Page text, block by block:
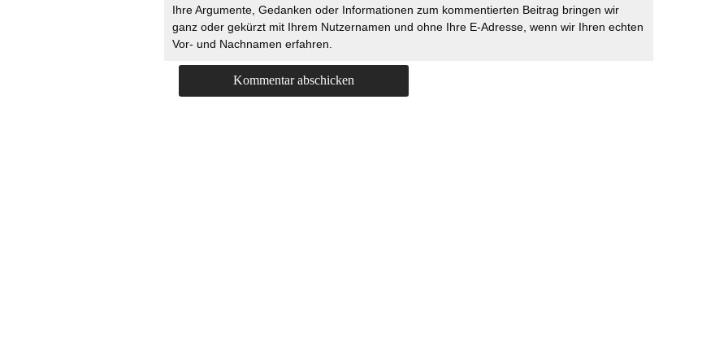
Ihre Argumente, Gedanken oder Informationen zum kommentierten Beitrag bringen wir
ganz oder gekürzt mit Ihrem Nutzernamen und ohne Ihre E-Adresse, wenn wir Ihren echten
Vor- und Nachnamen erfahren.